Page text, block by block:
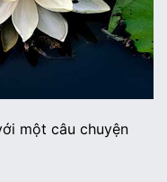
một câu chuyện